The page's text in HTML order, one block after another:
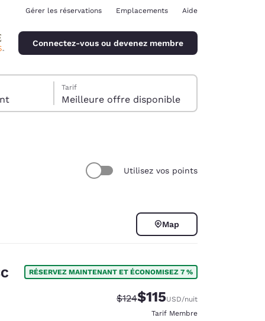
Gérer les réservations Emplacements Aide
Connectez-vous ou devenez membre
Tarif
Meilleure offre disponible
Utilisez vos points
Map
RÉSERVEZ MAINTENANT ET ÉCONOMISEZ 7 %
Tarif barré :
$124Tarif réduit :
$115USD/nuit
Tarif Membre